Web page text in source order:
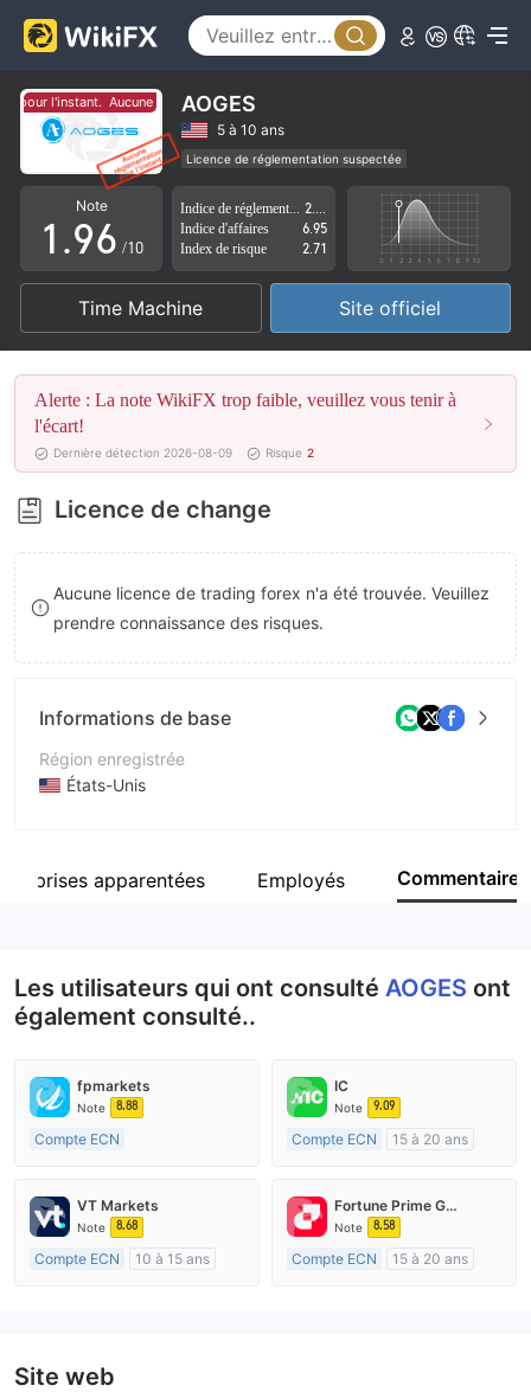
pour l'instant. Aucune réglementation pour l'instant.
AOGES
5 à 10 ans
Licence de réglementation suspectée
Région d'affaires suspectée
Risque élevé potentiel
Note
0
1
2
3
4
5
6
7
8
9
.
5
6
7
8
9
2
3
4
5
6
7
8
9
/10
Indice d'affaires
6.95
Index de risque
2.71
Time Machine Site officiel
Alerte : La note WikiFX trop faible, veuillez vous tenir à
l'écart!
Dernière détection 2026-08-09 Risque 2
Licence de change
Aucune licence de trading forex n'a été trouvée. Veuillez
prendre connaissance des risques.
Informations de base
Région enregistrée
États-Unis
Sociétéapparentées Employés Commentaire
Les utilisateurs qui ont consulté AOGES ont
également consulté..
fpmarkets
Note 8.88
Compte ECN
Market Making (MM)
Etiquette principale MT4
IC
Note 9.09
Compte ECN
15 à 20 ans
Market Making (MM)
Etiquette principale MT4
VT Markets
Note 8.68
Compte ECN
10 à 15 ans
Fortune Prime Global
Note 8.58
Compte ECN
15 à 20 ans
Site web